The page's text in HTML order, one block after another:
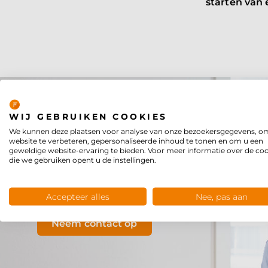
WIL JE MEER
Wij informeren je
Neem contact op
WIJ GEBRUIKEN COOKIES
We kunnen deze plaatsen voor analyse van onze bezoekersgegevens,
website te verbeteren, gepersonaliseerde inhoud te tonen en om u een
geweldige website-ervaring te bieden. Voor meer informatie over de
die we gebruiken opent u de instellingen.
Accepteer alles Nee, pas aan